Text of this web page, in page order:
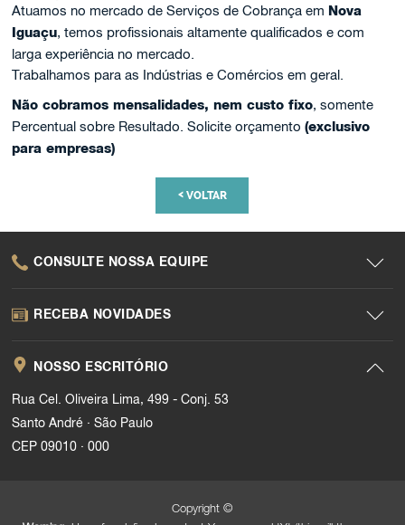
Atuamos no mercado de Serviços de Cobrança em Nova
Iguaçu, temos profissionais altamente qualificados e com
larga experiência no mercado.
Trabalhamos para as Indústrias e Comércios em geral.
Não cobramos mensalidades, nem custo fixo, somente
Percentual sobre Resultado. Solicite orçamento(exclusivo
para empresas)
<VOLTAR
CONSULTE NOSSA EQUIPE
RECEBA NOVIDADES
NOSSO ESCRITÓRIO
Rua Cel. Oliveira Lima, 499 - Conj. 53
Santo André
São Paulo
CEP 09010
000
Copyright ©